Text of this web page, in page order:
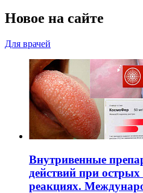
Новое на сайте
Для врачей
Внутривенные
действий при
реакциях.